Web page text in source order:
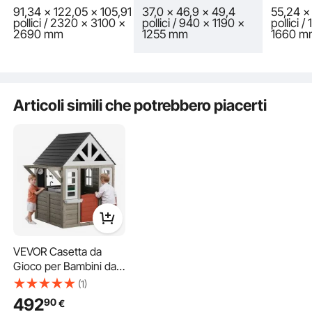
La casetta per bambini in legno è dotata di un tavolo da picnic e di una panca,
permettendo ai bambini di godersi la merenda con gli amici, promuovendo
l'amicizia e la condivisione delle abilità.
Questa casetta da gioco per bambini è progettata per resistere agli elementi,
con una superficie trattata con vernice a base d'acqua, inclusa la resistenza ai
91,34 x 122,05 x 105,91
pollici / 2320 x 3100 x
2690 mm
37,0 x 46,9 x 49,4
pollici / 940 x 1190 x
1255 mm
55,24
pollici /
1660
Articoli simili che potrebbero piacerti
VEVOR Casetta da
Gioco per Bambini da
Esterno in Legno,
Casetta da Giardino
(1)
49290€